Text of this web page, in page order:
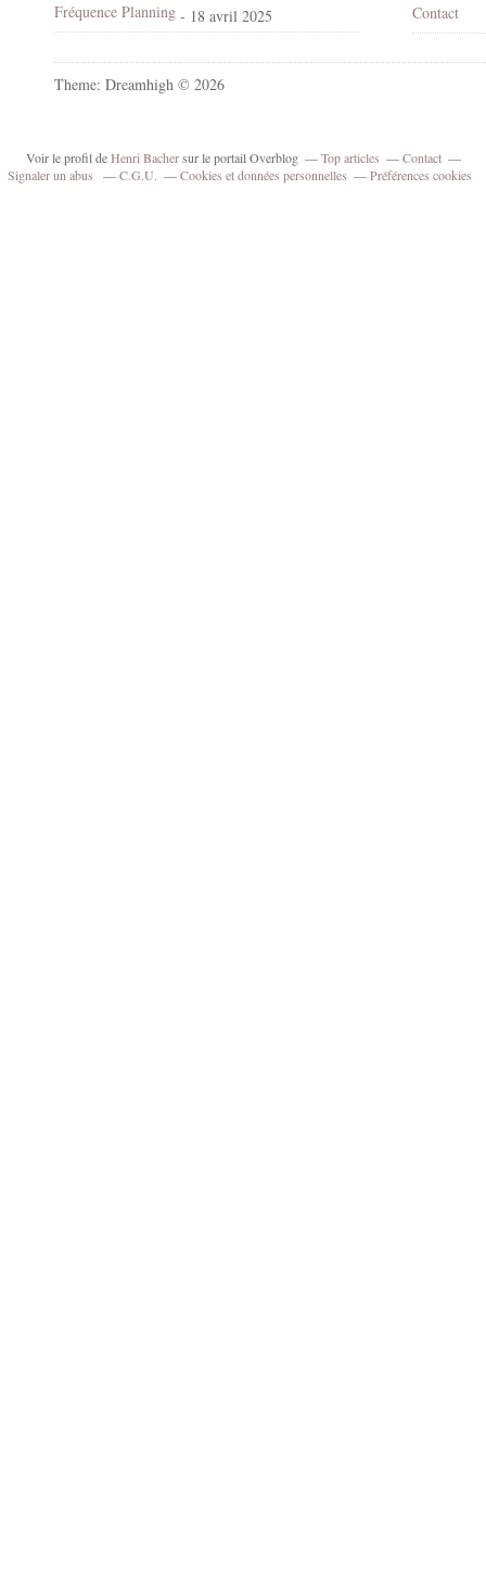
Fréquence Planning - 18 avril 2025
Contact
Theme: Dreamhigh © 2026
Voir le profil deHenri Bachersur le portail Overblog Top articles
Contact
Signaler un abus
C.G.U. Cookies et données personnelles Préférences cookies